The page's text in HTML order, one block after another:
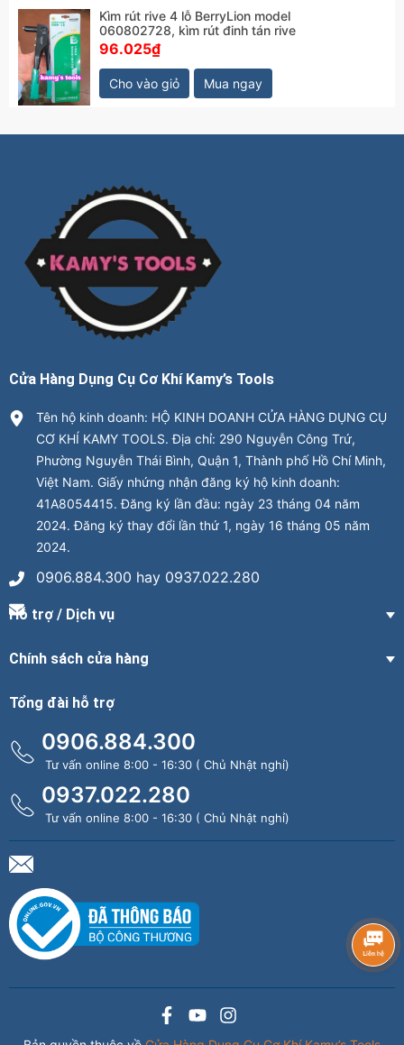
Kìm rút rive 4 lỗ BerryLion model
060802728, kìm rút đinh tán rive
96.025₫
Cho vào giỏ Mua ngay
Cửa Hàng Dụng Cụ Cơ Khí Kamy’s Tools
Tên hộ kinh doanh: HỘ KINH DOANH CỬA HÀNG DỤNG CỤ
CƠ KHÍ KAMY TOOLS. Địa chỉ: 290 Nguyễn Công Trứ,
Phường Nguyễn Thái Bình, Quận 1, Thành phố Hồ Chí Minh,
Việt Nam. Giấy nhứng nhận đăng ký hộ kinh doanh:
41A8054415. Đăng ký lần đầu: ngày 23 tháng 04 năm
2024. Đăng ký thay đổi lần thứ 1, ngày 16 tháng 05 năm
2024.
0906.884.300 hay 0937.022.280
Hỗ trợ / Dịch vụ
Chính sách cửa hàng
Tổng đài hỗ trợ
0906.884.300
Tư vấn online 8:00 - 16:30 ( Chủ Nhật nghỉ)
0937.022.280
Tư vấn online 8:00 - 16:30 ( Chủ Nhật nghỉ)